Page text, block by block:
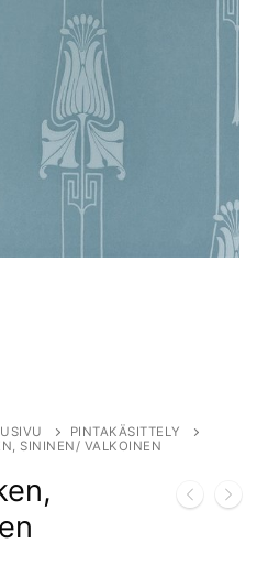
PINTAKÄSITTELY
SININEN/ VALKOINEN